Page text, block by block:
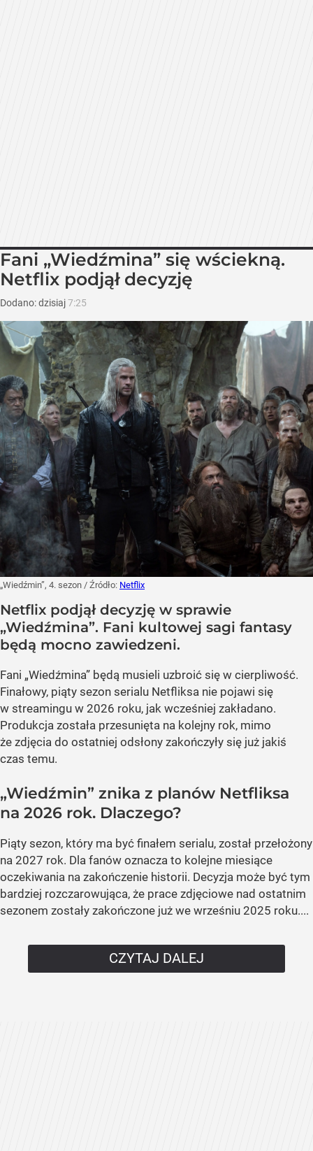
Fani „Wiedźmina” się wściekną.
Netflix podjął decyzję
Dodano:dzisiaj7:25
„Wiedźmin”, 4. sezon / Źródło: Netflix
Netflix podjął decyzję w sprawie
„Wiedźmina”. Fani kultowej sagi fantasy
będą mocno zawiedzeni.
Fani „Wiedźmina” będą musieli uzbroić się w cierpliwość.
Finałowy, piąty sezon serialu Netfliksa nie pojawi się
w streamingu w 2026 roku, jak wcześniej zakładano.
Produkcja została przesunięta na kolejny rok, mimo
że zdjęcia do ostatniej odsłony zakończyły się już jakiś
czas temu.
„Wiedźmin” znika z planów Netfliksa
na 2026 rok. Dlaczego?
Piąty sezon, który ma być finałem serialu, został przełożony
na 2027 rok. Dla fanów oznacza to kolejne miesiące
oczekiwania na zakończenie historii. Decyzja może być tym
bardziej rozczarowująca, że prace zdjęciowe nad ostatnim
sezonem zostały zakończone już we wrześniu 2025 roku....
CZYTAJ DALEJ